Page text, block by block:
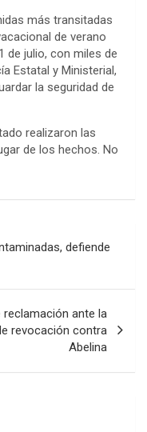
más transitadas
de verano
de julio, con miles de
Estatal y Ministerial,
la seguridad de
realizaron las
de los hechos. No
defiende
ante la
revocación contra
Abelina